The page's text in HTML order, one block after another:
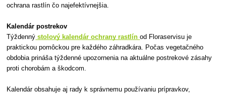
ochrana rastlín čo najefektívnejšia.
Kalendár postrekov
Týždenný stolový kalendár ochrany rastlínod Floraservisu je
praktickou pomôckou pre každého záhradkára. Počas vegetačného
obdobia prináša týždenné upozornenia na aktuálne postrekové zásahy
proti chorobám a škodcom.
Kalendár obsahuje aj rady k správnemu používaniu prípravkov,